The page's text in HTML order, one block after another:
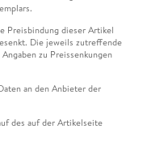
Preisbindung dieser Artikel
Die jeweils zutreffende
zu Preissenkungen
an den Anbieter der
des auf der Artikelseite